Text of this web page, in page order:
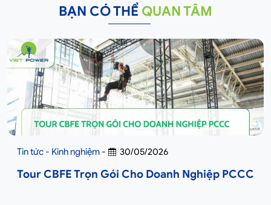
BẠN CÓ THỂ QUAN TÂM
Tin tức - Kinh nghiệm - 30/05/2026
Tour CBFE Trọn Gói Cho Doanh Nghiệp PCCC